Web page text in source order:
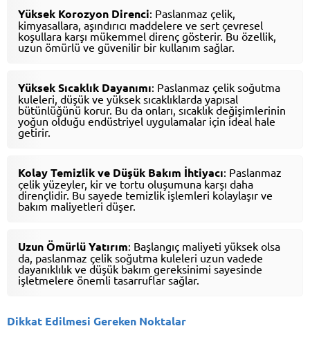
Yüksek Korozyon Direnci: Paslanmaz çelik,
kimyasallara, aşındırıcı maddelere ve sert çevresel
koşullara karşı mükemmel direnç gösterir. Bu özellik,
uzun ömürlü ve güvenilir bir kullanım sağlar.
Yüksek Sıcaklık Dayanımı: Paslanmaz çelik soğutma
kuleleri, düşük ve yüksek sıcaklıklarda yapısal
bütünlüğünü korur. Bu da onları, sıcaklık değişimlerinin
yoğun olduğu endüstriyel uygulamalar için ideal hale
getirir.
Kolay Temizlik ve Düşük Bakım İhtiyacı: Paslanmaz
çelik yüzeyler, kir ve tortu oluşumuna karşı daha
dirençlidir. Bu sayede temizlik işlemleri kolaylaşır ve
bakım maliyetleri düşer.
Uzun Ömürlü Yatırım: Başlangıç maliyeti yüksek olsa
da, paslanmaz çelik soğutma kuleleri uzun vadede
dayanıklılık ve düşük bakım gereksinimi sayesinde
işletmelere önemli tasarruflar sağlar.
Dikkat Edilmesi Gereken Noktalar